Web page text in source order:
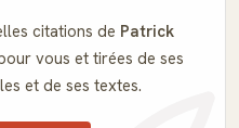
citations de Patrick
vous et tirées de ses
et de ses textes.